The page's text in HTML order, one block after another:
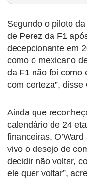
Segundo o piloto da
de Perez da F1
decepcionante em
como o mexicano
da F1 não foi como
com certeza”, disse
Ainda que
calendário de 24
financeiras,
vivo o desejo de
decidir não voltar,
ele quer voltar”,